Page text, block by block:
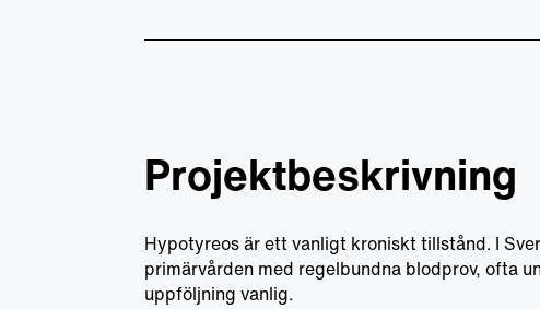
Projektbeskrivning
Hypotyreos är ett vanligt kroniskt tillstånd. I
primärvården med regelbundna blodprov, ofta
uppföljning vanlig.